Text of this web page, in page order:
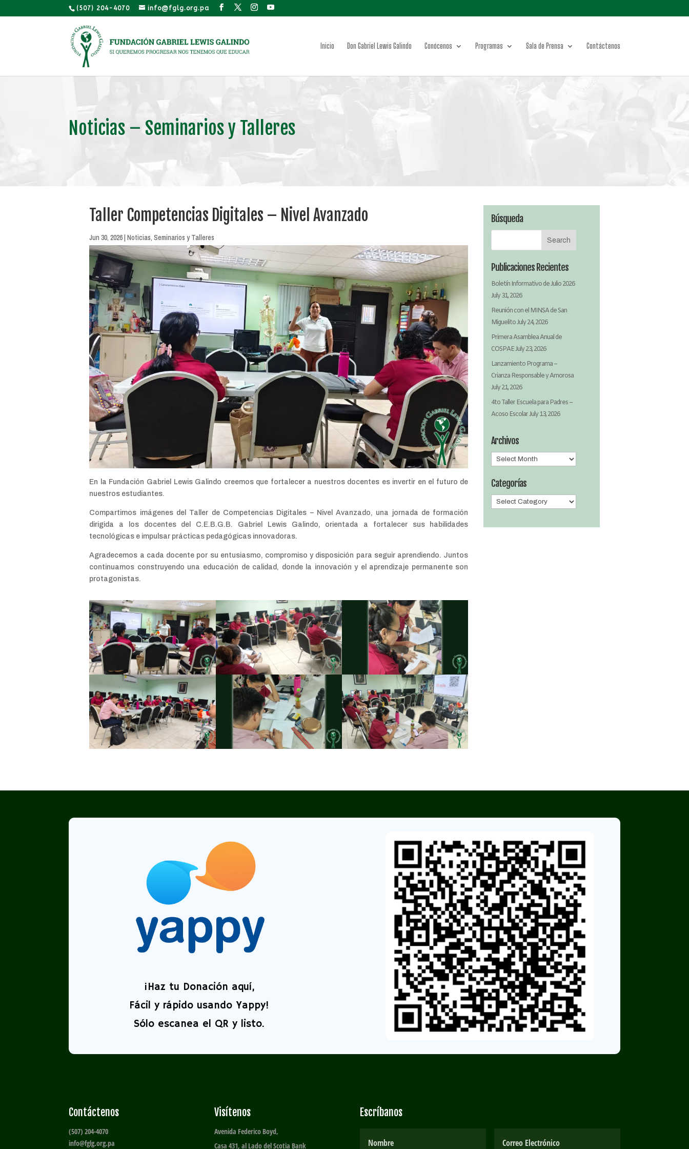
(507) 204-4070 info@fglg.org.pa
Inicio Don Gabriel Lewis Galindo Conócenos Programas Sala de Prensa Contáctenos
Noticias – Seminarios y Talleres
Taller Competencias Digitales – Nivel Avanzado
Jun 30, 2026|Noticias,Seminarios y Talleres
En la Fundación Gabriel Lewis Galindo creemos que fortalecer a nuestros docentes es invertir en el futuro de
nuestros estudiantes.
Compartimos imágenes del Taller de Competencias Digitales – Nivel Avanzado, una jornada de formación
dirigida a los docentes del C.E.B.G.B. Gabriel Lewis Galindo, orientada a fortalecer sus habilidades
tecnológicas e impulsar prácticas pedagógicas innovadoras.
Agradecemos a cada docente por su entusiasmo, compromiso y disposición para seguir aprendiendo. Juntos
continuamos construyendo una educación de calidad, donde la innovación y el aprendizaje permanente son
protagonistas.
Búsqueda
Publicaciones Recientes
Boletín Informativo de Julio 2026
July 31, 2026
Reunión con el MINSA de San
MiguelitoJuly 24, 2026
Primera Asamblea Anual de
COSPAEJuly 23, 2026
Lanzamiento Programa –
Crianza Responsable y Amorosa
July 21, 2026
4to Taller Escuela para Padres –
Acoso EscolarJuly 13, 2026
Archivos
Archivos
Categorías
Categorías
¡Haz tu Donación aquí,
Fácil y rápido usando Yappy!
Sólo escanea el QR y listo.
Contáctenos
(507) 204-4070
info@fglg.org.pa
Visítenos
Avenida Federico Boyd,
Casa 431, al Lado del Scotia Bank
Escríbanos